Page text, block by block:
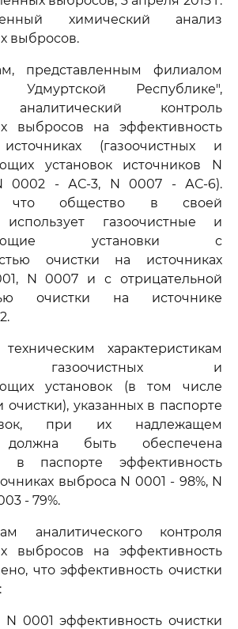
химический анализ
выбросов.
представленным филиалом
Республике",
аналитический контроль
выбросов на эффективность
(газоочистных и
установок источников N
0002 - АС-3, N 0007 - АС-6).
что общество в своей
использует газоочистные и
установки с
очистки на источниках
N 0007 и с отрицательной
очистки на источнике
характеристикам
газоочистных и
установок (в том числе
очистки), указанных в паспорте
при их надлежащем
должна быть обеспечена
в паспорте эффективность
выброса N 0001 - 98%, N
- 79%.
аналитического контроля
выбросов на эффективность
что эффективность очистки
N 0001 эффективность очистки